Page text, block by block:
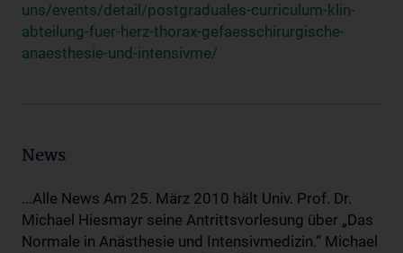
uns/events/detail/postgraduales-curriculum-klin-
abteilung-fuer-herz-thorax-gefaesschirurgische-
anaesthesie-und-intensivme/
News
...Alle News Am 25. März 2010 hält Univ. Prof. Dr.
Michael Hiesmayr seine Antrittsvorlesung über „Das
Normale in Anästhesie und Intensivmedizin.“ Michael